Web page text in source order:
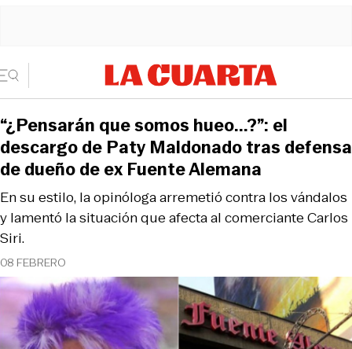
08 FEBRERO
En su estilo, la opinóloga arremetió contra los vándalos
y lamentó la situación que afecta al comerciante Carlos
Siri.
“¿Pensarán que somos hueo...?”: el
descargo de Paty Maldonado tras defensa
de dueño de ex Fuente Alemana